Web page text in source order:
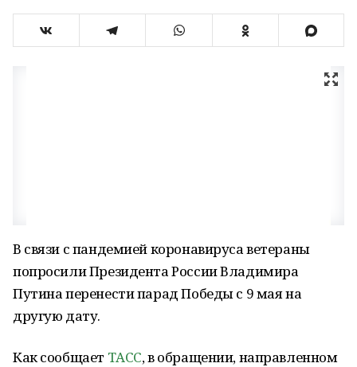
В связи с пандемией коронавируса ветераны
попросили Президента России Владимира
Путина перенести парад Победы с 9 мая на
другую дату.
Как сообщает ТАСС, в обращении, направленном